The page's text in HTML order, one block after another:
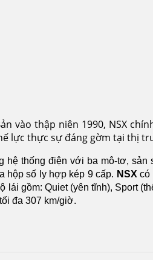
vào thập niên 1990, NSX
lực thực sự đáng gờm tại thị
thống điện với ba mô-tơ, sản
hộp số ly hợp kép 9 cấp. NSX có
lái gồm: Quiet (yên tĩnh), Sport
đa 307 km/giờ.